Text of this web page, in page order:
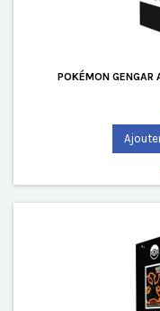
POKÉMON GENGAR